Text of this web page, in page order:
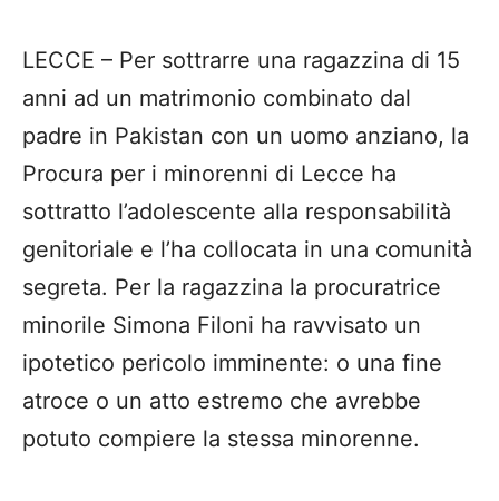
LECCE – Per sottrarre una ragazzina di 15
anni ad un matrimonio combinato dal
padre in Pakistan con un uomo anziano, la
Procura per i minorenni di Lecce ha
sottratto l’adolescente alla responsabilità
genitoriale e l’ha collocata in una comunità
segreta. Per la ragazzina la procuratrice
minorile Simona Filoni ha ravvisato un
ipotetico pericolo imminente: o una fine
atroce o un atto estremo che avrebbe
potuto compiere la stessa minorenne.